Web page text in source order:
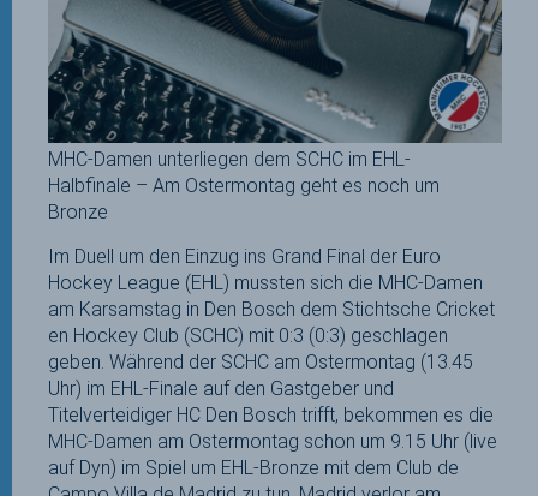
MHC-Damen unterliegen dem SCHC im EHL-
Halbfinale – Am Ostermontag geht es noch um
Bronze
Im Duell um den Einzug ins Grand Final der Euro
Hockey League (EHL) mussten sich die MHC-Damen
am Karsamstag in Den Bosch dem Stichtsche Cricket
en Hockey Club (SCHC) mit 0:3 (0:3) geschlagen
geben. Während der SCHC am Ostermontag (13.45
Uhr) im EHL-Finale auf den Gastgeber und
Titelverteidiger HC Den Bosch trifft, bekommen es die
MHC-Damen am Ostermontag schon um 9.15 Uhr (live
auf Dyn) im Spiel um EHL-Bronze mit dem Club de